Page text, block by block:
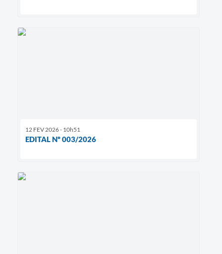
12 FEV 2026 - 10h51
EDITAL Nº 003/2026